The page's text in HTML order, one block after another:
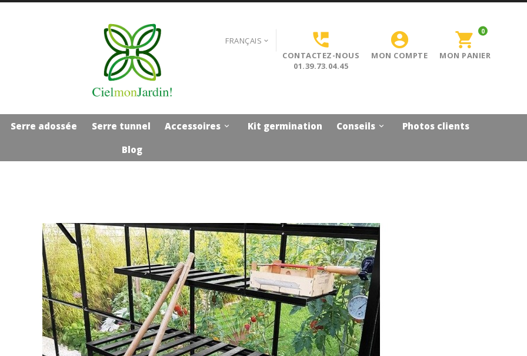
FRANÇAIS  
CONTACTEZ-NOUS
01.39.73.04.45

MON COMPTE
shopping_cart
MON PANIER
0
Serre adossée Serre tunnel 
Accessoires Kit germination 
Conseils
Photos clients
Blog